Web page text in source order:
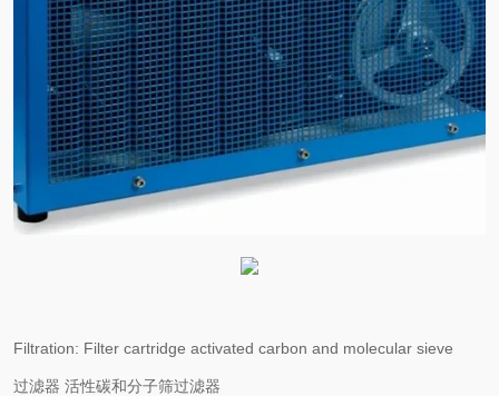
Filtration: Filter cartridge activated carbon and molecular sieve
过滤器 活性碳和分子筛过滤器